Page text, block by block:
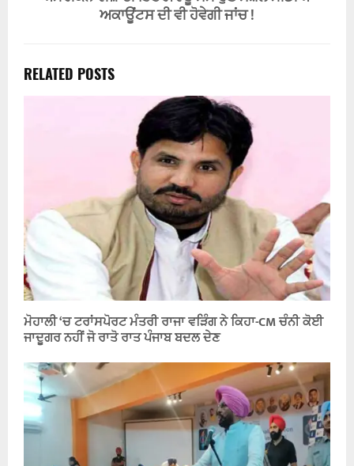
ਅਕਾਊਂਟਸ ਦੀ ਵੀ ਹੋਵੇਗੀ ਜਾਂਚ !
RELATED POSTS
ਮੋਹਾਲੀ ‘ਚ ਟਰਾਂਸਪੋਰਟ ਮੰਤਰੀ ਰਾਜਾ ਵੜਿੰਗ ਨੇ ਕਿਹਾ-CM ਚੰਨੀ ਕੋਈ
ਜਾਦੂਗਰ ਨਹੀਂ ਜੋ ਰਾਤੋ ਰਾਤ ਪੰਜਾਬ ਬਦਲ ਦੇਣ